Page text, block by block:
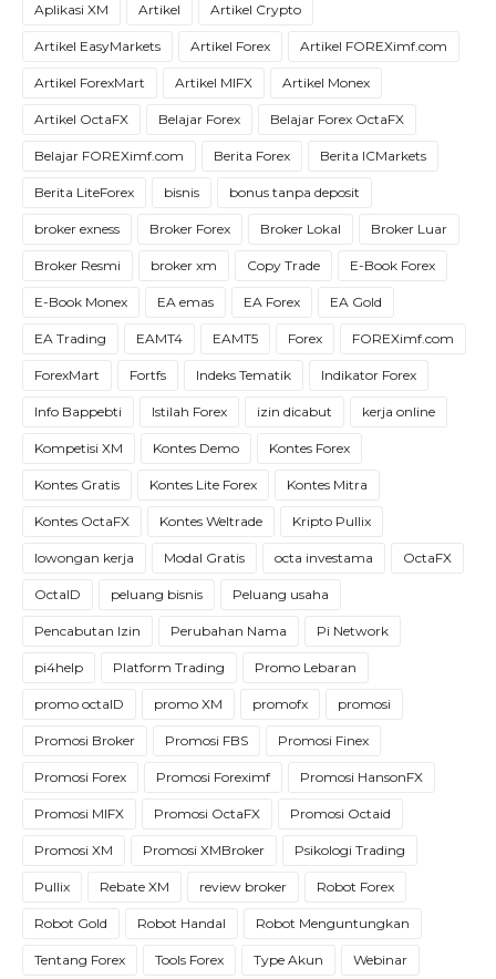
Aplikasi XM Artikel Artikel Crypto
Artikel EasyMarkets Artikel Forex Artikel FOREXimf.com
Artikel ForexMart Artikel MIFX Artikel Monex
Artikel OctaFX Belajar Forex Belajar Forex OctaFX
Belajar FOREXimf.com Berita Forex Berita ICMarkets
Berita LiteForex bisnis bonus tanpa deposit
broker exness Broker Forex Broker Lokal Broker Luar
Broker Resmi broker xm Copy Trade E-Book Forex
E-Book Monex EA emas EA Forex EA Gold
EA Trading EAMT4 EAMT5 Forex FOREXimf.com
ForexMart Fortfs Indeks Tematik Indikator Forex
Info Bappebti Istilah Forex izin dicabut kerja online
Kompetisi XM Kontes Demo Kontes Forex
Kontes Gratis Kontes Lite Forex Kontes Mitra
Kontes OctaFX Kontes Weltrade Kripto Pullix
lowongan kerja Modal Gratis octa investama OctaFX
OctaID peluang bisnis Peluang usaha
Pencabutan Izin Perubahan Nama Pi Network
pi4help Platform Trading Promo Lebaran
promo octaID promo XM promofx promosi
Promosi Broker Promosi FBS Promosi Finex
Promosi Forex Promosi Foreximf Promosi HansonFX
Promosi MIFX Promosi OctaFX Promosi Octaid
Promosi XM Promosi XMBroker Psikologi Trading
Pullix Rebate XM review broker Robot Forex
Robot Gold Robot Handal Robot Menguntungkan
Tentang Forex Tools Forex Type Akun Webinar